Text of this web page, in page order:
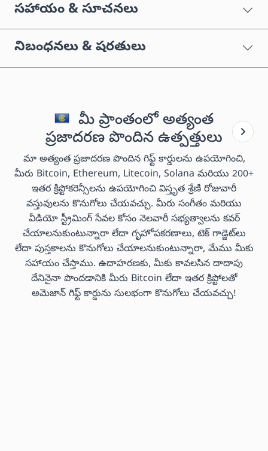
సహాయం & సూచనలు
నిబంధనలు & షరతులు
మీ ప్రాంతంలో అత్యంత
ప్రజాదరణ పొందిన ఉత్పత్తులు
మా అత్యంత ప్రజాదరణ పొందిన గిఫ్ట్ కార్డులను ఉపయోగించి,
మీరు Bitcoin, Ethereum, Litecoin, Solana మరియు 200+
ఇతర క్రిప్టోకరెన్సీలను ఉపయోగించి విస్తృత శ్రేణి రోజువారీ
వస్తువులను కొనుగోలు చేయవచ్చు. మీరు సంగీతం మరియు
వీడియో స్ట్రీమింగ్ సేవల కోసం నెలవారీ సభ్యత్వాలను కవర్
చేయాలనుకుంటున్నారా లేదా గృహోపకరణాలు, టెక్ గాడ్జెట్‌లు
లేదా పుస్తకాలను కొనుగోలు చేయాలనుకుంటున్నారా, మేము మీకు
సహాయం చేస్తాము. ఉదాహరణకు, మీకు కావలసిన దాదాపు
దేనినైనా పొందడానికి మీరు Bitcoin లేదా ఇతర క్రిప్టోలతో
అమెజాన్ గిఫ్ట్ కార్డును సులభంగా కొనుగోలు చేయవచ్చు!